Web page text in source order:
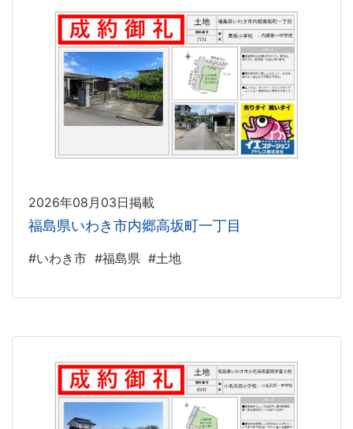
2026年08月03日掲載
福島県いわき市内郷高坂町一丁目
#いわき市 #福島県 #土地